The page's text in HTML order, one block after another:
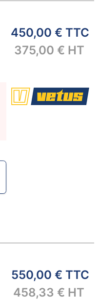
450,00 € TTC
375,00 € HT
550,00 € TTC
458,33 € HT